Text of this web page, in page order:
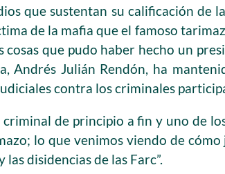
que sustentan su calificación de
de la mafia que el famoso
que pudo haber hecho un
Andrés Julián Rendón, ha
contra los criminales
de principio a fin y uno de
lo que venimos viendo de cómo
disidencias de las Farc”.